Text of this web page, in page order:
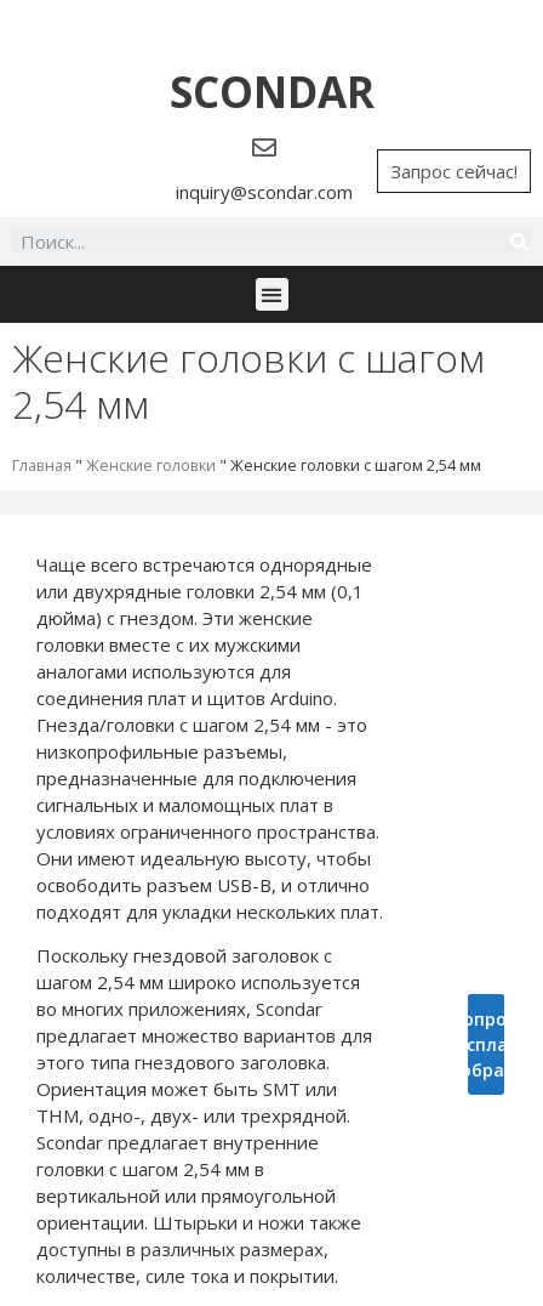
SCONDAR
inquiry@scondar.com
Запрос сейчас!
Женские головки с шагом
2,54 мм
Главная " Женские головки " Женские головки с шагом 2,54 мм
Чаще всего встречаются однорядные
или двухрядные головки 2,54 мм (0,1
дюйма) с гнездом. Эти женские
головки вместе с их мужскими
аналогами используются для
соединения плат и щитов Arduino.
Гнезда/головки с шагом 2,54 мм - это
низкопрофильные разъемы,
предназначенные для подключения
сигнальных и маломощных плат в
условиях ограниченного пространства.
Они имеют идеальную высоту, чтобы
освободить разъем USB-B, и отлично
подходят для укладки нескольких плат.
Поскольку гнездовой заголовок с
шагом 2,54 мм широко используется
во многих приложениях, Scondar
предлагает множество вариантов для
этого типа гнездового заголовка.
Ориентация может быть SMT или
THM, одно-, двух- или трехрядной.
Scondar предлагает внутренние
головки с шагом 2,54 мм в
вертикальной или прямоугольной
ориентации. Штырьки и ножи также
доступны в различных размерах,
количестве, силе тока и покрытии.
Запрос
образцы